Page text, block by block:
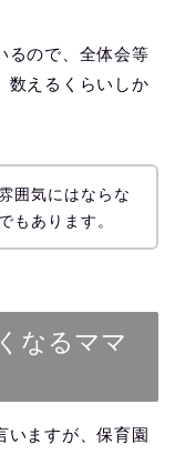
るので、全体会等
数えるくらいしか
囲気にはならな
もあります。
なるママ
いますが、保育園